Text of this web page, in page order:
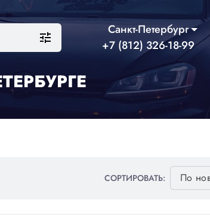
tune
Санкт-Петербург
+7 (812) 326-18-99
СОРТИРОВАТЬ: